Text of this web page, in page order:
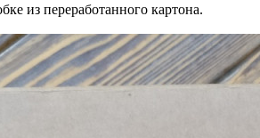
из переработанного картона.